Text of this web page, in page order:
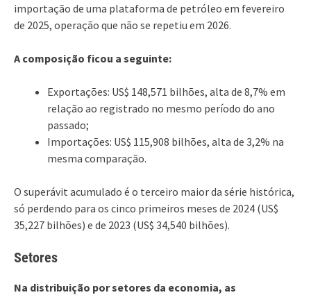
importação de uma plataforma de petróleo em fevereiro
de 2025, operação que não se repetiu em 2026.
A composição ficou a seguinte:
Exportações: US$ 148,571 bilhões, alta de 8,7% em
relação ao registrado no mesmo período do ano
passado;
Importações: US$ 115,908 bilhões, alta de 3,2% na
mesma comparação.
O superávit acumulado é o terceiro maior da série histórica,
só perdendo para os cinco primeiros meses de 2024 (US$
35,227 bilhões) e de 2023 (US$ 34,540 bilhões).
Setores
Na distribuição por setores da economia, as